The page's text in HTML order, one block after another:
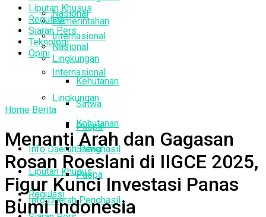
Nasional
Internasional
Lingkungan
Kehutanan
Satwa
Puspa
Info Daerah Penghasil
Liputan Khusus
Regulasi
Pemerintahan
Nasional
Internasional
Lingkungan
Kehutanan
Satwa
Puspa
Info Daerah Penghasil
Liputan Khusus
Regulasi
Siaran Pers
Teknologi
Opini
Home Berita
Menanti Arah dan Gagasan
Rosan Roeslani di IIGCE 2025,
Figur Kunci Investasi Panas
Bumi Indonesia